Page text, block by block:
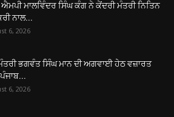
ਮਾਲਵਿੰਦਰ ਸਿੰਘ ਕੰਗ ਨੇ ਕੇਂਦਰੀ ਮੰਤਰੀ ਨਿਤਿਨ
ਨਾਲ...
6, 2026
ਭਗਵੰਤ ਸਿੰਘ ਮਾਨ ਦੀ ਅਗਵਾਈ ਹੇਠ ਵਜ਼ਾਰਤ
6, 2026